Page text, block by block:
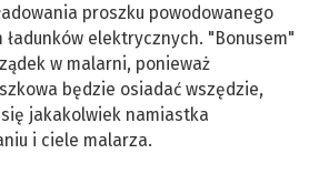
proszku powodowanego
ładunków elektrycznych. "Bonusem"
w malarni, ponieważ
będzie osiadać wszędzie,
jakakolwiek namiastka
i ciele malarza.